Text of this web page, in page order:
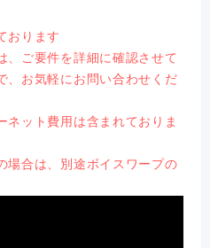
おります
、ご要件を詳細に確認させて
、お気軽にお問い合わせくだ
ネット費用は含まれておりま
場合は、別途ボイスワープの